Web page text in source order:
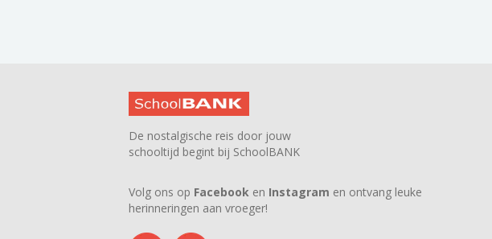
De nostalgische reis door jouw
schooltijd begint bij SchoolBANK
Volg ons op Facebook en Instagram en ontvang leuke
herinneringen aan vroeger!